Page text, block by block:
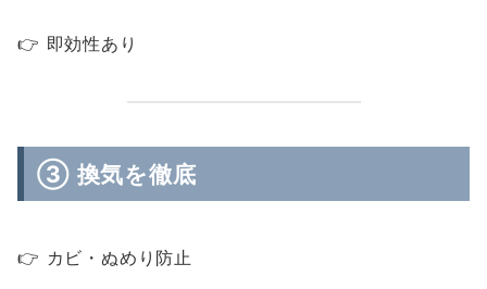
👉 即効性あり
③ 換気を徹底
👉 カビ・ぬめり防止